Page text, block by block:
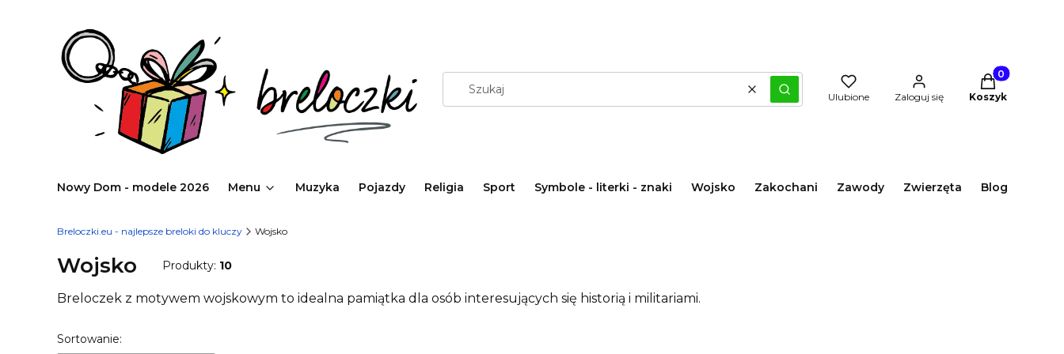
WyczyśćSzukaj Ulubione Zaloguj się
Produkty w
Koszyk
Nowy Dom - modele 2026 Menu Muzyka Pojazdy Religia Sport Symbole - literki - znaki Wojsko Zakochani Zawody Zwierzęta Blog
Breloczki.eu - najlepsze breloki do kluczy Wojsko
Wojsko Produkty: 10
Breloczek z motywem wojskowym to idealna pamiątka dla osób interesujących się historią i militariami.
Lista produktów
Sortowanie: